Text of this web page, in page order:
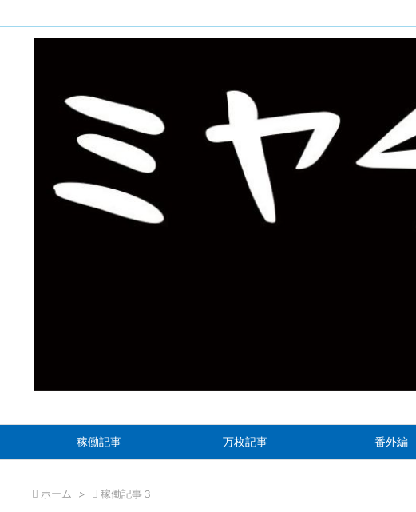
稼働記事 万枚記事 番外編
 ホーム >  稼働記事３